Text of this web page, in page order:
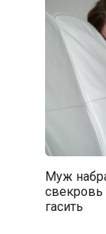
Муж
свекровь
гасить